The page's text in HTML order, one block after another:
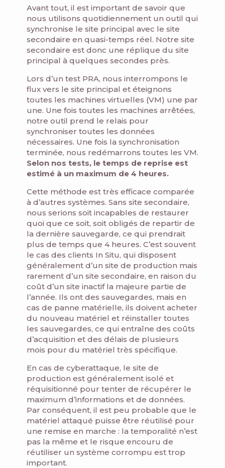
Avant tout, il est important de savoir que
nous utilisons quotidiennement un outil qui
synchronise le site principal avec le site
secondaire en quasi-temps réel. Notre site
secondaire est donc une réplique du site
principal à quelques secondes près.
Lors d’un test PRA, nous interrompons le
flux vers le site principal et éteignons
toutes les machines virtuelles (VM) une par
une. Une fois toutes les machines arrêtées,
notre outil prend le relais pour
synchroniser toutes les données
nécessaires. Une fois la synchronisation
terminée, nous redémarrons toutes les VM.
Selon nos tests, le temps de reprise est
estimé à un maximum de 4 heures.
Cette méthode est très efficace comparée
à d’autres systèmes. Sans site secondaire,
nous serions soit incapables de restaurer
quoi que ce soit, soit obligés de repartir de
la dernière sauvegarde, ce qui prendrait
plus de temps que 4 heures. C’est souvent
le cas des clients In Situ, qui disposent
généralement d’un site de production mais
rarement d’un site secondaire, en raison du
coût d’un site inactif la majeure partie de
l’année. Ils ont des sauvegardes, mais en
cas de panne matérielle, ils doivent acheter
du nouveau matériel et réinstaller toutes
les sauvegardes, ce qui entraîne des coûts
d’acquisition et des délais de plusieurs
mois pour du matériel très spécifique.
En cas de cyberattaque, le site de
production est généralement isolé et
réquisitionné pour tenter de récupérer le
maximum d’informations et de données.
Par conséquent, il est peu probable que le
matériel attaqué puisse être réutilisé pour
une remise en marche : la temporalité n’est
pas la même et le risque encouru de
réutiliser un système corrompu est trop
important.